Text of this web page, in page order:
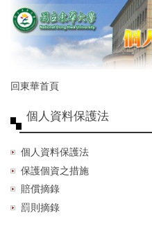
跳
到
容
回東華首頁
個人資料保護法
個人資料保護法
保護個資之措施
賠償摘錄
罰則摘錄